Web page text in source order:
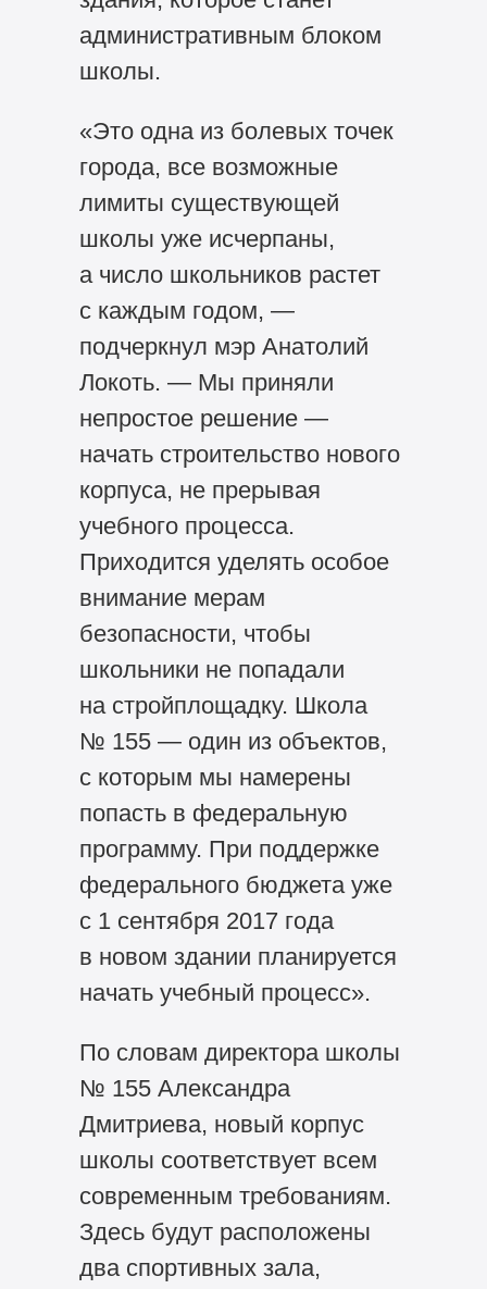
административным блоком
школы.
«Это одна из болевых точек
города, все возможные
лимиты существующей
школы уже исчерпаны,
а число школьников растет
с каждым годом, —
подчеркнул мэр Анатолий
Локоть. — Мы приняли
непростое решение —
начать строительство нового
корпуса, не прерывая
учебного процесса.
Приходится уделять особое
внимание мерам
безопасности, чтобы
школьники не попадали
на стройплощадку. Школа
№ 155 — один из объектов,
с которым мы намерены
попасть в федеральную
программу. При поддержке
федерального бюджета уже
с 1 сентября 2017 года
в новом здании планируется
начать учебный процесс».
По словам директора школы
№ 155 Александра
Дмитриева, новый корпус
школы соответствует всем
современным требованиям.
Здесь будут расположены
два спортивных зала,